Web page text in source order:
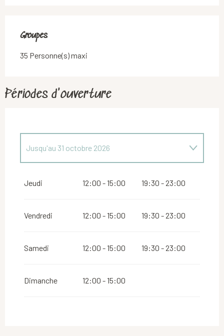
Groupes
Groupes
35 Personne(s) maxi
Périodes d'ouverture
Jusqu'au 31 octobre 2026
Jeudi 12:00 - 15:00 19:30 - 23:00
Vendredi 12:00 - 15:00 19:30 - 23:00
Samedi 12:00 - 15:00 19:30 - 23:00
Dimanche 12:00 - 15:00